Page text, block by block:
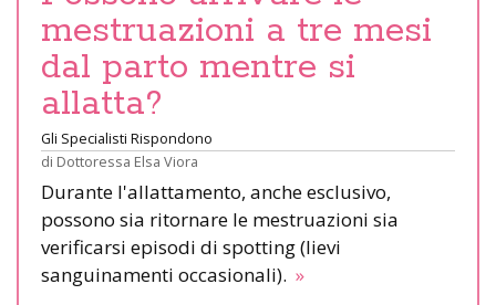
mestruazioni a tre mesi
dal parto mentre si
allatta?
Gli Specialisti Rispondono
di Dottoressa Elsa Viora
Durante l'allattamento, anche esclusivo,
possono sia ritornare le mestruazioni sia
verificarsi episodi di spotting (lievi
sanguinamenti occasionali). »